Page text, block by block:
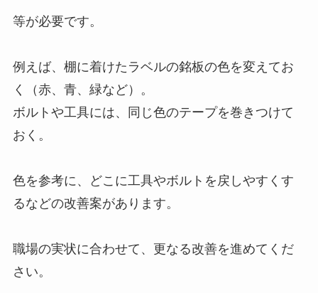
等が必要です。
例えば、棚に着けたラベルの銘板の色を変えてお
く（赤、青、緑など）。
ボルトや工具には、同じ色のテープを巻きつけて
おく。
色を参考に、どこに工具やボルトを戻しやすくす
るなどの改善案があります。
職場の実状に合わせて、更なる改善を進めてくだ
さい。